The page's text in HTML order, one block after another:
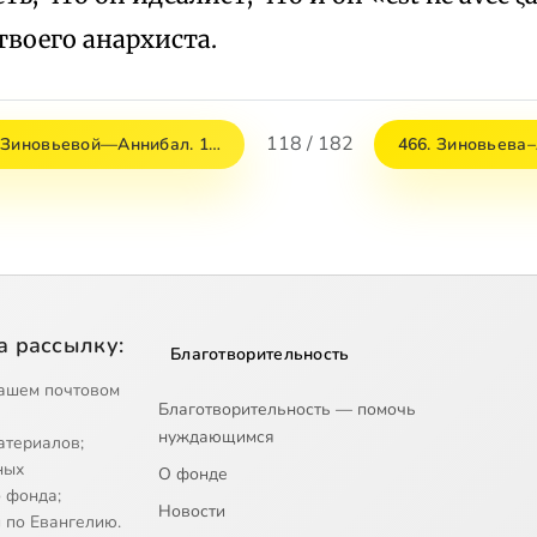
анархиста.
1… 118 / 182 466.
рассылку:
почтовом
фонда;
Евангелию.
Благотворительность
Благотворительность — помочь
нуждающимся
О фонде
Новости